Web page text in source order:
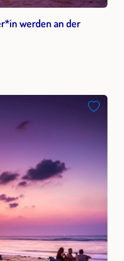
werden an der